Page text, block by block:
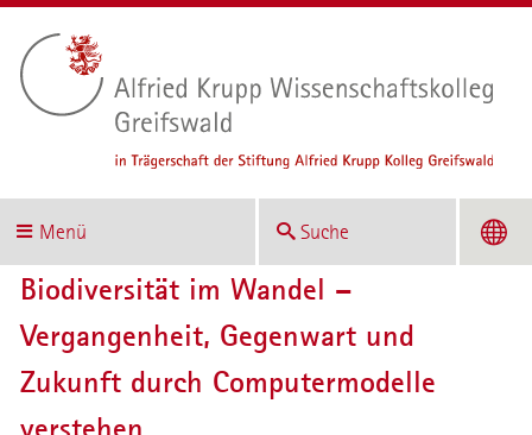
Menü Suche
Biodiversität im Wandel –
Vergangenheit, Gegenwart und
Zukunft durch Computermodelle